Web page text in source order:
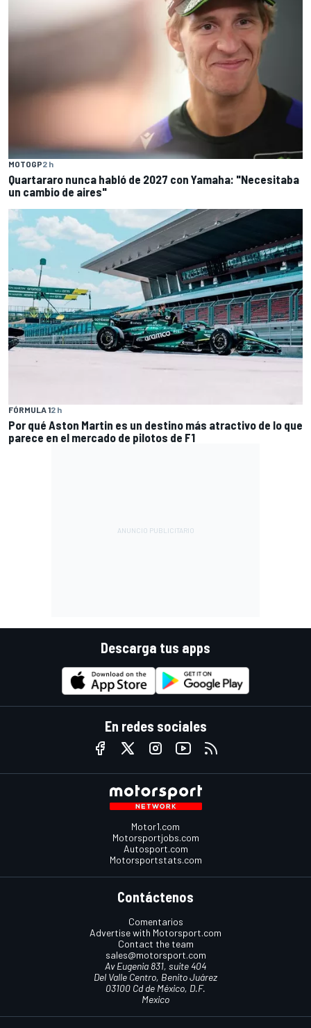
MOTOGP2 h
Quartararo nunca habló de 2027 con Yamaha: "Necesitaba
un cambio de aires"
FÓRMULA 12 h
Por qué Aston Martin es un destino más atractivo de lo que
parece en el mercado de pilotos de F1
Descarga tus apps
En redes sociales
Motor1.com
Motorsportjobs.com
Autosport.com
Motorsportstats.com
Contáctenos
Comentarios
Advertise with Motorsport.com
Contact the team
sales@motorsport.com
Av Eugenia 831, suite 404
Del Valle Centro, Benito Juárez
03100 Cd de México, D.F.
Mexico